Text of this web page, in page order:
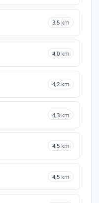
3,5 km
4,0 km
4,2 km
4,3 km
4,5 km
4,5 km